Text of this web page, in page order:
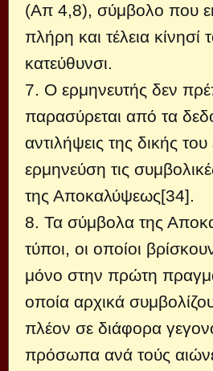
(Απ 4,8), σύμβολο που
πλήρη και τέλεια κίνησί
κατεύθυνσι.
7. Ο ερμηνευτής δεν
παρασύρεται από τα
αντιλήψεις της δικής
ερμηνεύση τις
της Αποκαλύψεως[34].
8. Τα σύμβολα της
τύποι, οι οποίοι
μόνο στην πρώτη
οποία αρχικά
πλέον σε διάφορα
πρόσωπα ανά τούς